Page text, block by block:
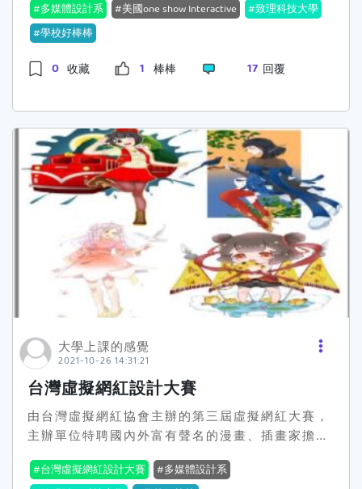
系做出了創意的禮盒，好特別啊~~還在2021美國
one show Interactive 獲得廣告創意獎銀牌，
站:https:www.oneclub.orgawardsyoungones-
媒體設計系連結
https:mm100.chihlee.edu.twp406-1038-
88054,r5.php
多媒體設計系 美國one show Interactive
致理科技大學
學校好棒棒
0 收藏 1 棒棒 17 回覆
大學上課的感覺
2021-10-26 14:31:21
台灣虛擬網紅設計大賽
由台灣虛擬網紅協會主辦的第三屆虛擬網紅大賽，
主辦單位特聘國內外富有聲名的漫畫、插畫家擔任
紅白配色提升視覺辨識度，營造嘉義熱情、活潑的
台灣虛擬網紅設計大賽
多媒體設計系